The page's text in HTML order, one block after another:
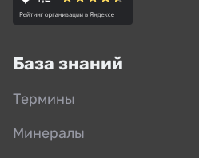
База знаний
Термины
Минералы